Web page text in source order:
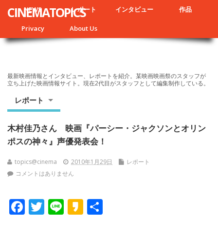
NEWS レポート インタビュー 作品
Privacy About Us
CINEMATOPICS
最新映画情報とインタビュー、レポートを紹介。某映画映画祭のスタッフが
立ち上げた映画情報サイト。現在2代目がスタッフとして編集制作している。
レポート
木村佳乃さん 映画『パーシー・ジャクソンとオリン
ポスの神々』声優発表会！
topics@cinema 2010年1月29日
レポート
コメントはありません
F T Li K